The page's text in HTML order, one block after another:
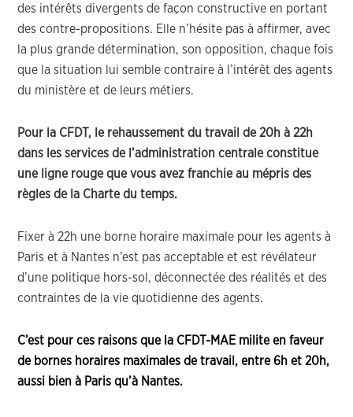
des intérêts divergents de façon constructive en portant
des contre-propositions. Elle n’hésite pas à affirmer, avec
la plus grande détermination, son opposition, chaque fois
que la situation lui semble contraire à l’intérêt des agents
du ministère et de leurs métiers.
Pour la CFDT, le rehaussement du travail de 20h à 22h
dans les services de l’administration centrale constitue
une ligne rouge que vous avez franchie au mépris des
règles de la Charte du temps.
Fixer à 22h une borne horaire maximale pour les agents à
Paris et à Nantes n’est pas acceptable et est révélateur
d’une politique hors-sol, déconnectée des réalités et des
contraintes de la vie quotidienne des agents.
C’est pour ces raisons que la CFDT-MAE milite en faveur
de bornes horaires maximales de travail, entre 6h et 20h,
aussi bien à Paris qu’à Nantes.